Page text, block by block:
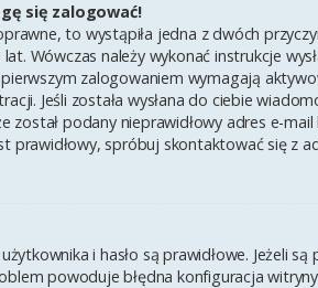
się zalogować!
to wystąpiła jedna z dwóch
Wówczas należy wykonać instrukcje
zalogowaniem wymagają
Jeśli została wysłana do ciebie
został podany nieprawidłowy adres e-
prawidłowy, spróbuj skontaktować się z
i hasło są prawidłowe. Jeżeli
powoduje błędna konfiguracja